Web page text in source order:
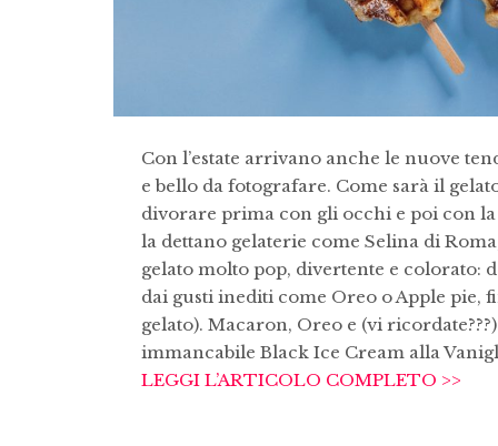
Con l’estate arrivano anche le nuove
e bello da fotografare. Come sarà il
divorare prima con gli occhi e poi con
la dettano gelaterie come Selina di
gelato molto pop, divertente e colorato:
dai gusti inediti come Oreo o Apple pie,
gelato). Macaron, Oreo e (vi
immancabile Black Ice Cream alla
LEGGI L’ARTICOLO COMPLETO >>